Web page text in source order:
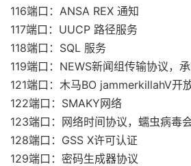
116端口：ANSA REX 通知
117端口：UUCP 路径服务
118端口：SQL 服务
119端口：NEWS新闻组传输协议，
121端口：木马BO jammerkillahV开
122端口：SMAKY网络
123端口：网络时间协议，蠕虫病毒
128端口：GSS X许可认证
129端口：密码生成器协议